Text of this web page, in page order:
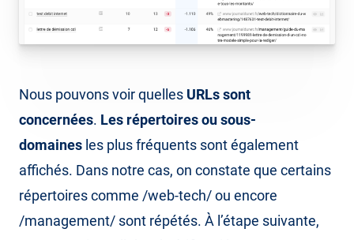
Nous pouvons voir quelles URLs sont
concernées. Les répertoires ou sous-
domaines les plus fréquents sont également
affichés. Dans notre cas, on constate que certains
répertoires comme /web-tech/ ou encore
/management/ sont répétés. À l’étape suivante,